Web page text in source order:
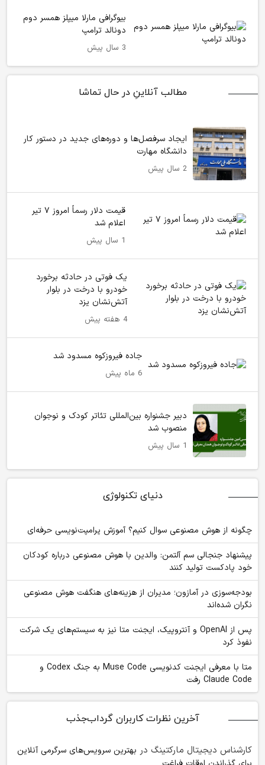
بیوگرافی مارلا میپلز همسر دوم
دونالد ترامپ
3 سال پیش
مطالب آنلاینِ در حال تماشا
ایجاد سرفصل‌ها و دوره‌های جدید در دستور کار
دانشگاه مهارت
2 سال پیش
قیمت دلار رسماً امروز ۷ تیر
اعلام شد
1 سال پیش
یک فوتی در حادثه برخورد
خودرو با درخت در بلوار
آتش‌نشان یزد
4 هفته پیش
جاده فیروزکوه مسدود شد
6 ماه پیش
دبیر جشنواره بین‌المللی تئاتر کودک و نوجوان
منصوب شد
1 سال پیش
دنیای تکنولوژی
چگونه از هوش مصنوعی سوال کنیم؟ آموزش پرامپت‌نویسی حرفه‌ای
پیشنهاد جنجالی سم آلتمن: والدین با هوش مصنوعی درباره کودکان
خود پادکست تولید کنند
بودجه‌سوزی در آمازون؛ مدیران از هزینه‌های هنگفت هوش مصنوعی
نگران شده‌اند
پس از OpenAI و آنتروپیک، ایجنت متا نیز به سیستم‌های یک شرکت
نفوذ کرد
متا با معرفی ایجنت کدنویسی Muse Code به جنگ Codex و
Claude Code رفت
آخرین نظرات کاربران گرداب‌جذب
کارشناس دیجیتال مارکتینگ در بهترین سرویس‌های سرگرمی آنلاین